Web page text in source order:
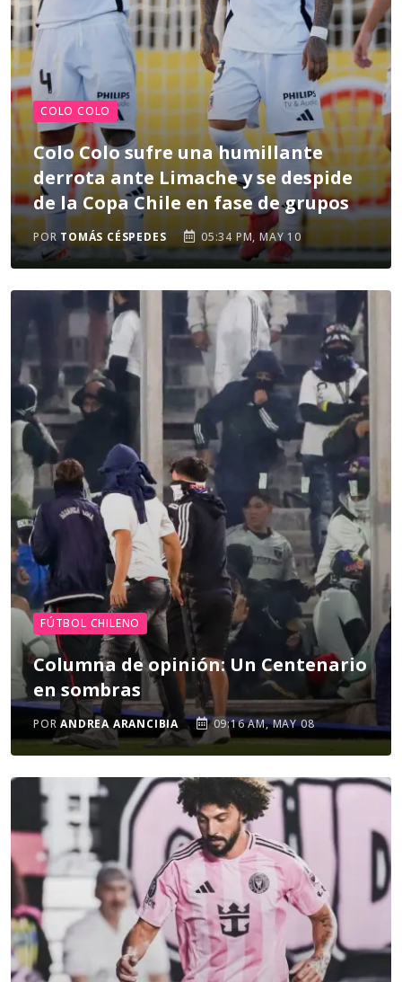
COLO COLO
Colo Colo sufre una humillante
derrota ante Limache y se despide
de la Copa Chile en fase de grupos
POR TOMÁS CÉSPEDES 05:34 PM, MAY 10
FÚTBOL CHILENO
Columna de opinión: Un Centenario
en sombras
PORANDREA ARANCIBIA 09:16 AM, MAY 08